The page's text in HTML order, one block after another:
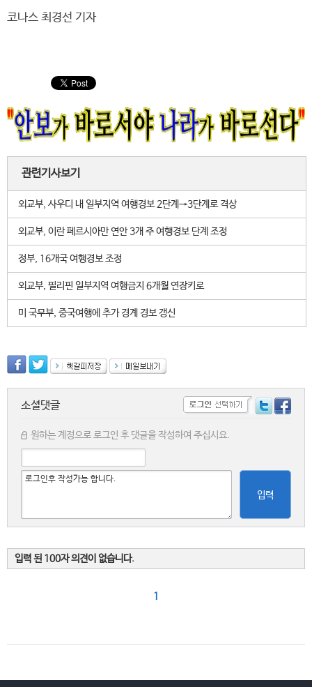
코나스 최경선 기자
관련기사보기
외교부, 사우디 내 일부지역 여행경보 2단계→3단계로 격상
외교부, 이란 페르시아만 연안 3개 주 여행경보 단계 조정
정부, 16개국 여행경보 조정
외교부, 필리핀 일부지역 여행금지 6개월 연장키로
미 국무부, 중국여행에 추가 경계 경보 갱신
소셜댓글
원하는 계정으로 로그인 후 댓글을 작성하여 주십시요.
입력
입력 된 100자 의견이 없습니다.
1